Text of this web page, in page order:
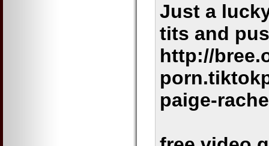
Just a
tits and
http://
paige-